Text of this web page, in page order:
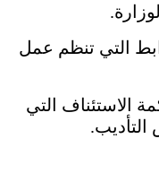
التي تنظم عمل
الاستئناف التي